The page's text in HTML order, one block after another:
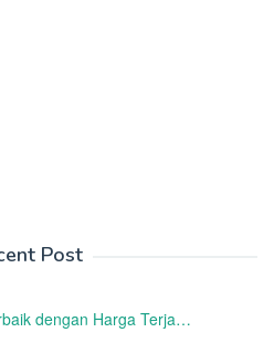
Post
dengan Harga Terja…